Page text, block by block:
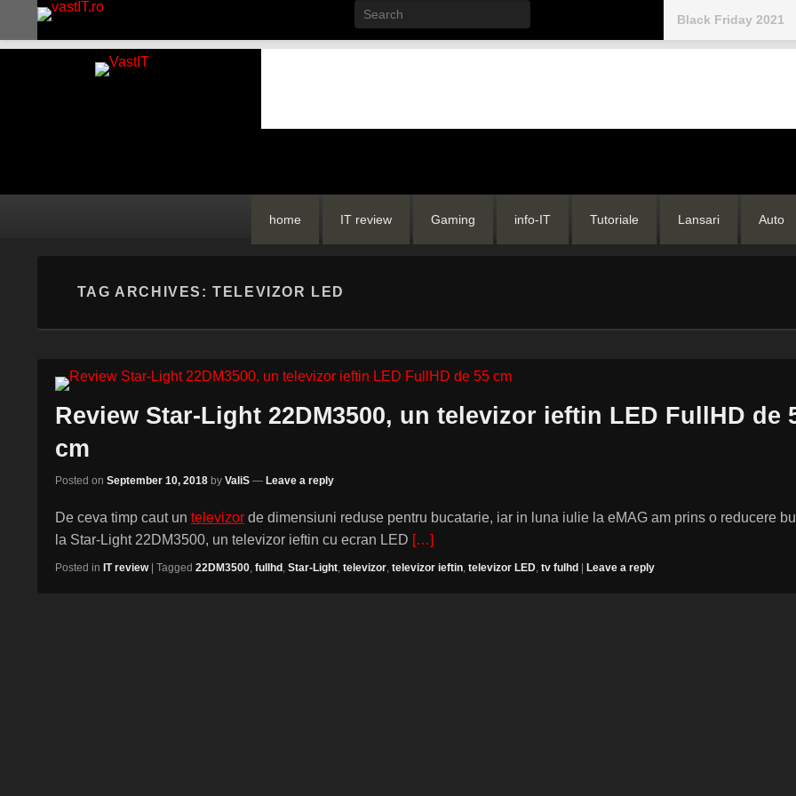
Black Friday 2021
Search
vastIT.ro
home IT review Gaming info-IT Tutoriale Lansari Auto
TAG ARCHIVES:TELEVIZOR LED
Review Star-Light 22DM3500, un televizor ieftin LED FullHD de
cm
Posted on September 10, 2018 by ValiS — Leave a reply
De ceva timp caut un televizor de dimensiuni reduse pentru bucatarie, iar in luna iulie la eMAG am prins o reducere
la Star-Light 22DM3500, un televizor ieftin cu ecran LED […]
Posted in IT review Tagged 22DM3500, fullhd , Star-Light, televizor, televizor ieftin, televizor LED, tv fulhd Leave a reply